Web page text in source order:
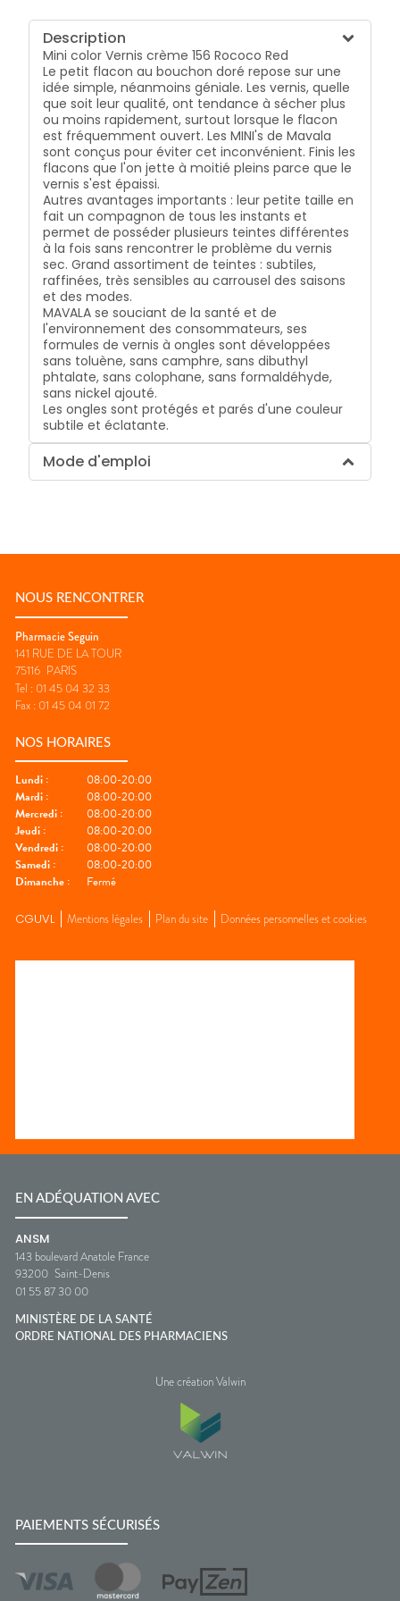
Description
Mini color Vernis crème 156 Rococo Red
Le petit flacon au bouchon doré repose sur une
idée simple, néanmoins géniale. Les vernis, quelle
que soit leur qualité, ont tendance à sécher plus
ou moins rapidement, surtout lorsque le flacon
est fréquemment ouvert. Les MINI's de Mavala
sont conçus pour éviter cet inconvénient. Finis les
flacons que l'on jette à moitié pleins parce que le
vernis s'est épaissi.
Autres avantages importants : leur petite taille en
fait un compagnon de tous les instants et
permet de posséder plusieurs teintes différentes
à la fois sans rencontrer le problème du vernis
sec. Grand assortiment de teintes : subtiles,
raffinées, très sensibles au carrousel des saisons
et des modes.
MAVALA se souciant de la santé et de
l'environnement des consommateurs, ses
formules de vernis à ongles sont développées
sans toluène, sans camphre, sans dibuthyl
phtalate, sans colophane, sans formaldéhyde,
sans nickel ajouté.
Les ongles sont protégés et parés d'une couleur
subtile et éclatante.
Mode d'emploi
NOUS RENCONTRER
Pharmacie Seguin
141 RUE DE LA TOUR
75116 PARIS
Tel : 01 45 04 32 33
Fax : 01 45 04 01 72
NOS HORAIRES
Lundi :
08:00-20:00
Mardi :
08:00-20:00
Mercredi :
08:00-20:00
Jeudi :
08:00-20:00
Vendredi :
08:00-20:00
Samedi :
08:00-20:00
Dimanche : Fermé
CGUVL Mentions légales Plan du site Données personnelles et cookies
EN ADÉQUATION AVEC
ANSM
143 boulevard Anatole France
93200 Saint-Denis
01 55 87 30 00
MINISTÈRE DE LA SANTÉ
ORDRE NATIONAL DES PHARMACIENS
Une création Valwin
PAIEMENTS SÉCURISÉS